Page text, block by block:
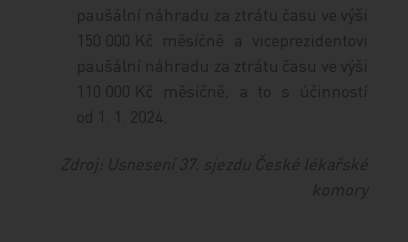
paušální náhradu za ztrátu času ve výši
150 000 Kč měsíčně a viceprezidentovi
paušální náhradu za ztrátu času ve výši
110 000 Kč měsíčně, a to s účinností
od 1. 1. 2024.
Zdroj: Usnesení 37. sjezdu České lékařské
komory